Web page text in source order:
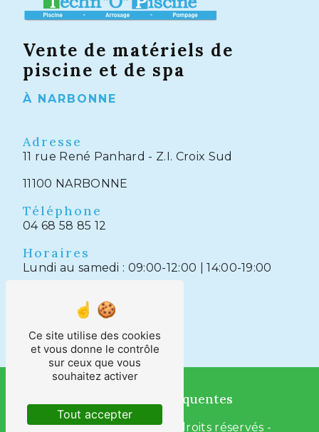
Vente de matériels de
piscine et de spa
À NARBONNE
Adresse
11 rue René Panhard - Z.I. Croix Sud
11100 NARBONNE
Téléphone
04 68 58 85 12
Horaires
Lundi au samedi : 09:00-12:00 | 14:00-19:00
Recherches fréquentes
©Vistalid- 2026 - Tous droits réservés -
Ce site utilise des cookies
et vous donne le contrôle
sur ceux que vous
souhaitez activer
Tout accepter